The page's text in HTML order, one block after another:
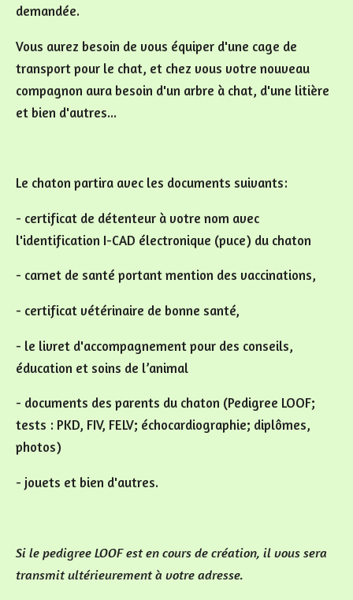
demandée.
Vous aurez besoin de vous équiper d'une cage de
transport pour le chat, et chez vous votre nouveau
compagnon aura besoin d'un arbre à chat, d'une litière
et bien d'autres...
Le chaton partira avec les documents suivants:
- certificat de détenteur à votre nom avec
l'identification I-CAD électronique (puce) du chaton
- carnet de santé portant mention des vaccinations,
- certificat vétérinaire de bonne santé,
- le livret d'accompagnement pour des conseils,
éducation et soins de l’animal
- documents des parents du chaton (Pedigree LOOF;
tests : PKD, FIV, FELV; échocardiographie; diplômes,
photos)
- jouets et bien d'autres.
Si le pedigree LOOF est en cours de création, il vous sera
transmit ultérieurement à votre adresse.